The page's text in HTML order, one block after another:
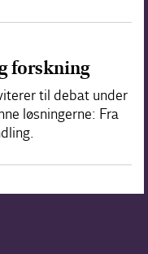
forskning
til debat under
løsningerne: Fra